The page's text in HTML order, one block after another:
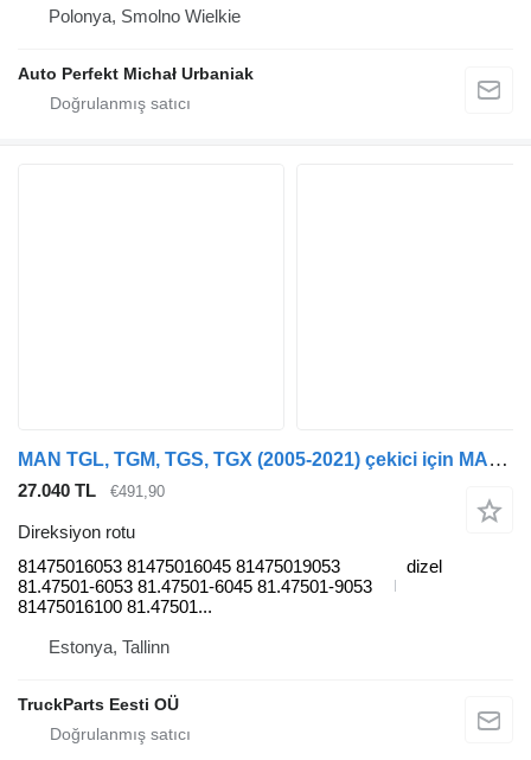
Polonya, Smolno Wielkie
Auto Perfekt Michał Urbaniak
MAN TGL, TGM, TGS, TGX (2005-2021) çekici için MAN 81475016053 direksiyon rotu
27.040 TL €491,90
Direksiyon rotu
81475016053 81475016045 81475019053
81.47501-6053 81.47501-6045 81.47501-9053
81475016100 81.47501...
dizel
Estonya, Tallinn
TruckParts Eesti OÜ